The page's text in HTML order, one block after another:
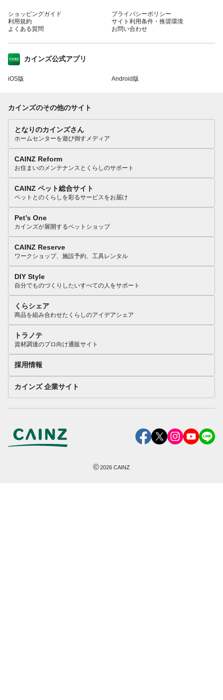
ショッピングガイド
利用規約
よくある質問
プライバシーポリシー
サイト利用条件・推奨環境
お問い合わせ
カインズ公式アプリ
iOS版 Android版
カインズのその他のサイト
となりのカインズさん
ホームセンターを遊び倒すメディア
CAINZ Reform
お住まいのメンテナンスとくらしのサポート
CAINZ ペット総合サイト
ペットとのくらしを彩るサービスをお届け
Pet’s One
カインズが展開するペットショップ
CAINZ Reserve
ワークショップ、施設予約、工具レンタル
DIY Style
自分でものづくりしたいすべての人をサポート
くらシェア
商品を組み合わせたくらしのアイデアシェア
トラノテ
資材調達のプロ向け通販サイト
採用情報
カインズ 企業サイト
©2026 CAINZ